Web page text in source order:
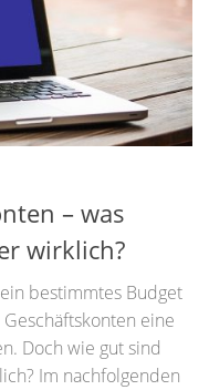
– was
wirklich?
bestimmtes Budget
eine
Doch wie gut sind
Im nachfolgenden